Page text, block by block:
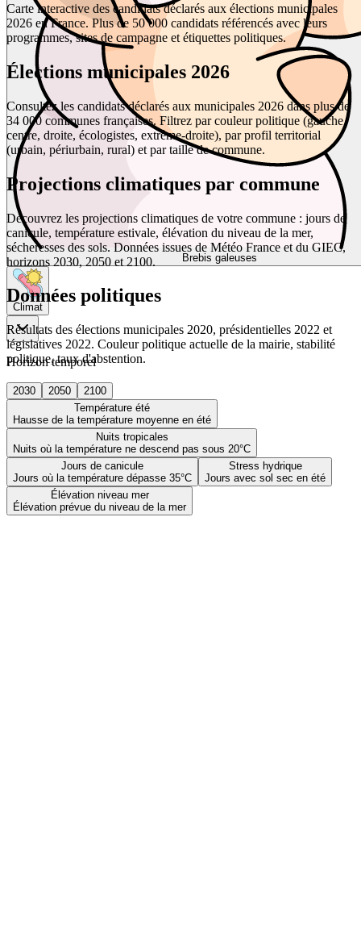
Brebis galeuses
Climat
Horizon temporel
2030 2050
2100
Température été
Hausse de la température moyenne en été
Nuits tropicales
Nuits où la température ne descend pas sous 20°C
Jours de canicule
Jours où la température dépasse 35°C
Stress hydrique
Jours avec sol sec en été
Élévation niveau mer
Élévation prévue du niveau de la mer
Carte interactive des candidats déclarés aux élections municipales
2026 en France. Plus de 50 000 candidats référencés avec leurs
programmes, sites de campagne et étiquettes politiques.
Élections municipales 2026
Consultez les candidats déclarés aux municipales 2026 dans plus de
34 000 communes françaises. Filtrez par couleur politique (gauche,
centre, droite, écologistes, extrême-droite), par profil territorial
(urbain, périurbain, rural) et par taille de commune.
Projections climatiques par commune
Découvrez les projections climatiques de votre commune : jours de
canicule, température estivale, élévation du niveau de la mer,
sécheresses des sols. Données issues de Météo France et du GIEC,
horizons 2030, 2050 et 2100.
Données politiques
Résultats des élections municipales 2020, présidentielles 2022 et
législatives 2022. Couleur politique actuelle de la mairie, stabilité
politique, taux d'abstention.